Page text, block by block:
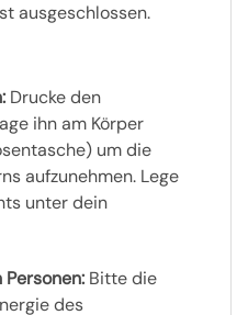
ausgeschlossen.
Drucke den
ihn am Körper
um die
aufzunehmen. Lege
unter dein
Bitte die
des